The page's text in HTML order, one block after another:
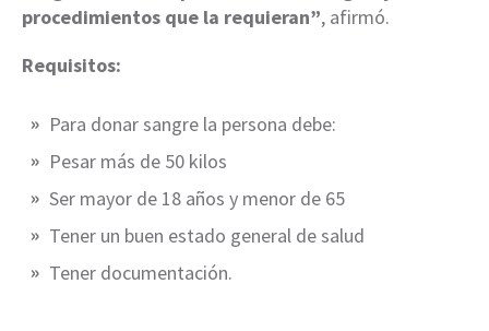
procedimientos que la requieran”, afirmó.
Requisitos:
Para donar sangre la persona debe:
Pesar más de 50 kilos
Ser mayor de 18 años y menor de 65
Tener un buen estado general de salud
Tener documentación.